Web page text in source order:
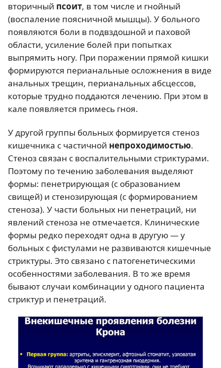
вторичный псоит, в том числе и гнойный
(воспаление поясничной мышцы). У больного
появляются боли в подвздошной и паховой
области, усиление болей при попытках
выпрямить ногу. При поражении прямой кишки
формируются перианальные осложнения в виде
анальных трещин, перианальных абсцессов,
которые трудно поддаются лечению. При этом в
кале появляется примесь гноя.
У другой группы больных формируется стеноз
кишечника с частичной непроходимостью.
Стеноз связан с воспалительными стриктурами.
Поэтому по течению заболевания выделяют
формы: пенетрирующая (с образованием
свищей) и стенозирующая (с формированием
стеноза). У части больных ни пенетраций, ни
явлений стеноза не отмечается. Клинические
формы редко переходят одна в другую — у
больных с фистулами не развиваются кишечные
стриктуры. Это связано с патогенетическими
особенностями заболевания. В то же время
бывают случаи комбинации у одного пациента
стриктур и пенетраций.